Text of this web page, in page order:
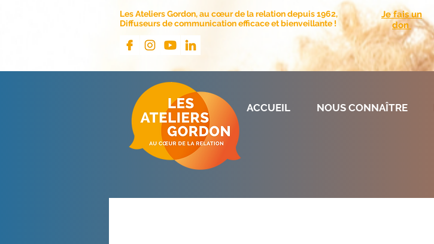
Les Ateliers Gordon, au cœur de la relation depuis 1962,
Diffuseurs de communication efficace et bienveillante !
Je fais un
don
ACCUEIL NOUS CONNAÎTRE